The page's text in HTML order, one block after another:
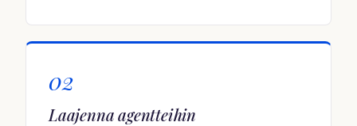
02
Laajenna agentteihin